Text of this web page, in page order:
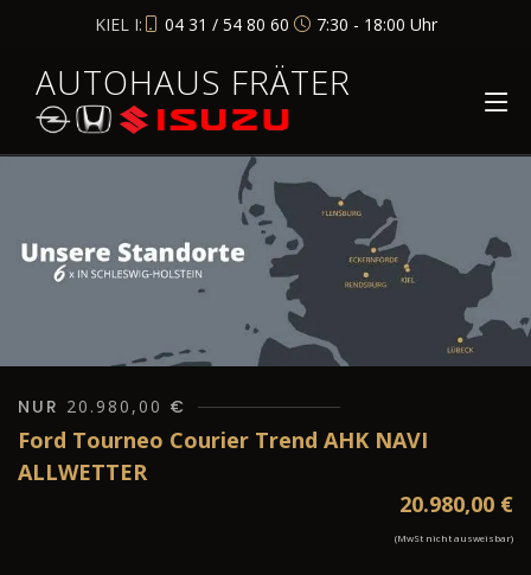
KIEL I: 04 31 / 54 80 60 7:30 - 18:00 Uhr
AUTOHAUS FRÄTER
NUR 20.980,00 €
Ford Tourneo Courier Trend AHK NAVI
ALLWETTER
20.980,00 €
(MwSt nicht ausweisbar)